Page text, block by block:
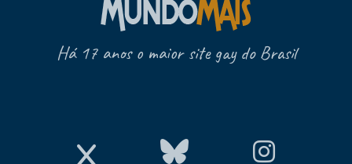
Há 17 anos o maior site gay do Brasil